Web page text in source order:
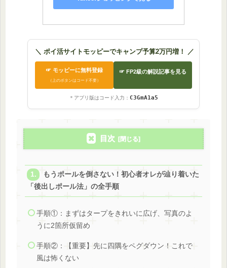
＼ ポイ活サイトモッピーでキャンプ予算2万円増！ ／
☞ モッピーに無料登録
（上のボタンはコード不要）
☞ FP2級の解説記事を見る
＊アプリ版はコード入力： C3GmA1a5
目次
もうポールを倒さない！初心者オレが辿り着いた
「後出しポール法」の全手順
手順①：まずはタープをきれいに広げ、写真のよ
うに2箇所仮留め
手順②：【重要】先に四隅をペグダウン！これで
風は怖くない